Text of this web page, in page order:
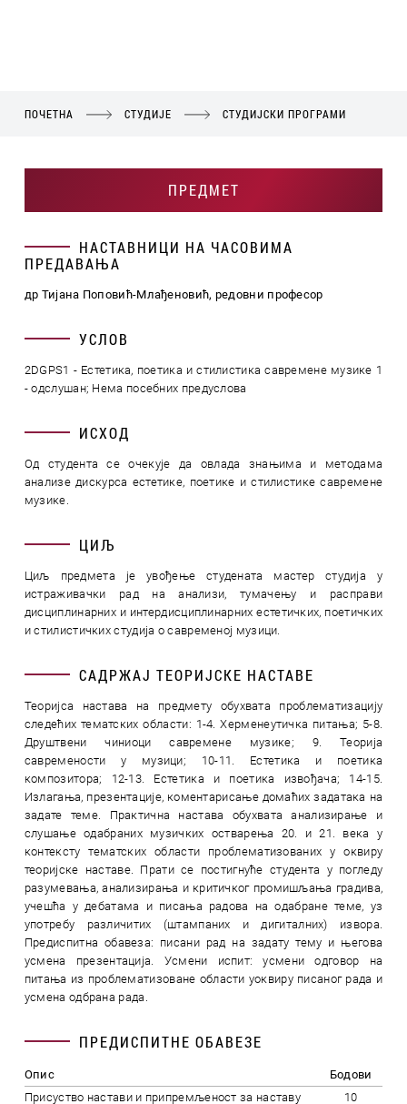
ПОЧЕТНА СТУДИЈЕ СТУДИЈСКИ ПРОГРАМИ
ПРЕДМЕТ
НАСТАВНИЦИ НА ЧАСОВИМА
ПРЕДАВАЊА
др Тијана Поповић-Млађеновић, редовни професор
УСЛОВ
2DGPS1 - Естетика, поетика и стилистика савремене музике 1
- одслушан; Нема посебних предуслова
ИСХОД
Од студента се очекује да овлада знањима и методама
анализе дискурса естетике, поетике и стилистике савремене
музике.
ЦИЉ
Циљ предмета је увођење студената мастер студија у
истраживачки рад на анализи, тумачењу и расправи
дисциплинарних и интердисциплинарних естетичких, поетичких
и стилистичких студија о савременој музици.
САДРЖАЈ ТЕОРИЈСКЕ НАСТАВЕ
Теоријса настава на предмету обухвата проблематизацију
следећих тематских области: 1-4. Херменеутичка питања; 5-8.
Друштвени чиниоци савремене музике; 9. Теорија
савремености у музици; 10-11. Естетика и поетика
композитора; 12-13. Естетика и поетика извођача; 14-15.
Излагања, презентације, коментарисање домаћих задатака на
задате теме. Практична настава обухвата анализирање и
слушање одабраних музичких остварења 20. и 21. века у
контексту тематских области проблематизованих у оквиру
теоријске наставе. Прати се постигнуће студента у погледу
разумевања, анализирања и критичког промишљања градива,
учешћа у дебатама и писања радова на одабране теме, уз
употребу различитих (штампаних и дигиталних) извора.
Предиспитна обавеза: писани рад на задату тему и његова
усмена презентација. Усмени испит: усмени одговор на
питања из проблематизоване области уоквиру писаног рада и
усмена одбрана рада.
ПРЕДИСПИТНЕ ОБАВЕЗЕ
Опис
Бодови
Присуство настави и припремљеност за наставу
10